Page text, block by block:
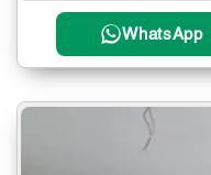
WhatsApp